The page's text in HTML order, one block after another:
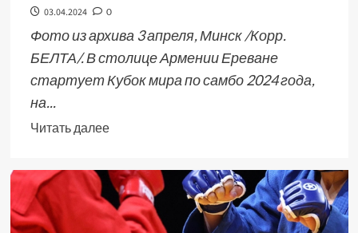
03.04.2024 0
Фото из архива 3 апреля, Минск /Корр.
БЕЛТА/. В столице Армении Ереване
стартует Кубок мира по самбо 2024 года,
на...
Читать далее